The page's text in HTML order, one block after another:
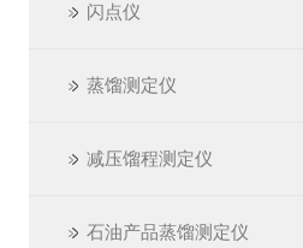
闪点仪
蒸馏测定仪
减压馏程测定仪
石油产品蒸馏测定仪